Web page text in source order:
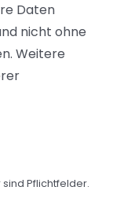
Daten
nicht ohne
Weitere
Pflichtfelder.